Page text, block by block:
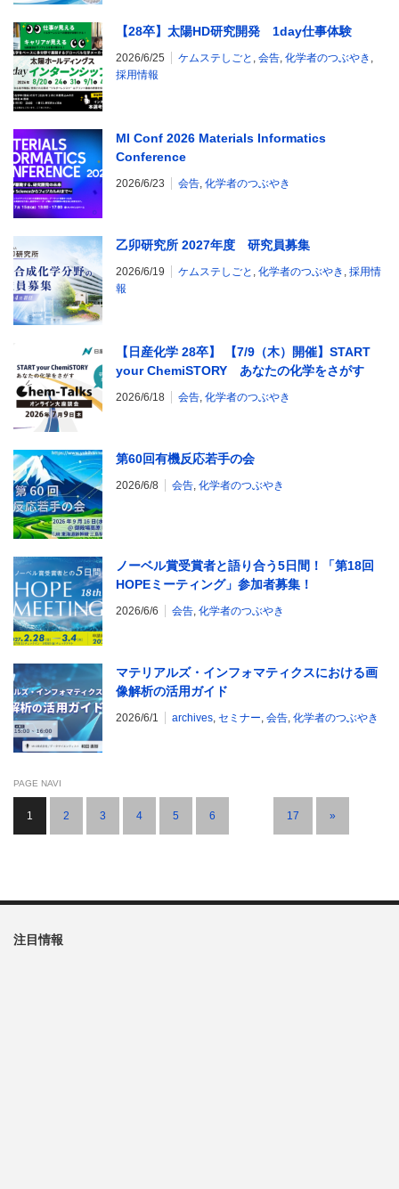
【28卒】太陽HD研究開発 1day仕事体験
2026/6/25 ケムステしごと , 会告, 化学者のつぶやき ,
採用情報
MI Conf 2026 Materials Informatics
Conference
2026/6/23 会告, 化学者のつぶやき
乙卯研究所 2027年度 研究員募集
2026/6/19 ケムステしごと , 化学者のつぶやき , 採用情
報
【日産化学 28卒】 【7/9（木）開催】START
your ChemiSTORY あなたの化学をさがす
研究職限定 Chem-Talks オンライン大座談
2026/6/18 会告, 化学者のつぶやき
第60回有機反応若手の会
2026/6/8 会告, 化学者のつぶやき
ノーベル賞受賞者と語り合う5日間！「第18回
HOPEミーティング」参加者募集！
2026/6/6 会告, 化学者のつぶやき
マテリアルズ・インフォマティクスにおける画
像解析の活用ガイド
2026/6/1 archives, セミナー, 会告, 化学者のつぶやき
PAGE NAVI
1 2 3 4 5 6 17 »
注目情報